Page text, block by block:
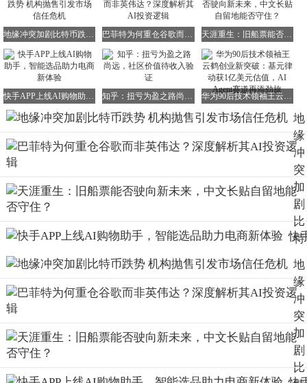
地缘冲突加剧比特币跌势 机构抛售引发市场信任危机 巴菲特为何重仓谷歌而非英伟达？深度解析其AI投资逻辑 天涯重生：旧船票能否驶向新未来，中文长贴自留地能否守住？
快手APP上线AI购物助手，智能选品助力电商新体验 知乎：扭亏为盈之路尚远，社区价值待收入验证 华为90后技术领袖王云鹤创业新突破：基元律动获1亿美元估值，AI Agent赛道再添劲旅
地
缘
冲
突
加
剧
比
特
币
跌
势
机
构
抛
售
引
快
上
AI
购
助
手
智
选
地
缘
冲
突
加
剧
比